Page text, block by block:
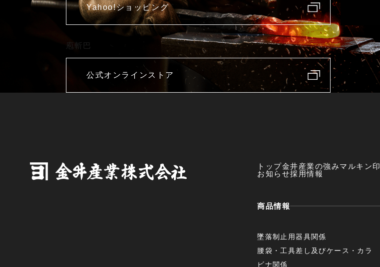
Yahoo!ショッピング
庖斬巴
公式オンラインストア
トップ金井産業の強みマルキン印
お知らせ採用情報
商品情報
墜落制止用器具関係
腰袋・工具差し及びケース・カラ
ビナ関係